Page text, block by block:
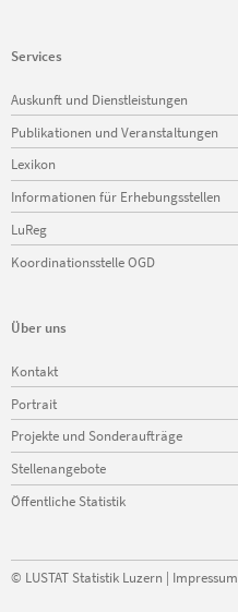
Services
Navigation
überspringen
Auskunft und Dienstleistungen
Publikationen und Veranstaltungen
Lexikon
Informationen für Erhebungsstellen
LuReg
Koordinationsstelle OGD
Über uns
Navigation
überspringen
Kontakt
Portrait
Projekte und Sonderaufträge
Stellenangebote
Öffentliche Statistik
© LUSTAT Statistik Luzern | Impressum